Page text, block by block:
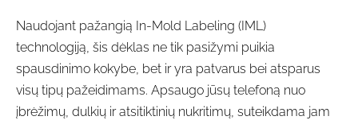
Naudojant pažangią In-Mold Labeling (IML)
technologiją, šis dėklas ne tik pasižymi puikia
spausdinimo kokybe, bet ir yra patvarus bei atsparus
visų tipų pažeidimams. Apsaugo jūsų telefoną nuo
įbrėžimų, dulkių ir atsitiktinių nukritimų, suteikdama jam